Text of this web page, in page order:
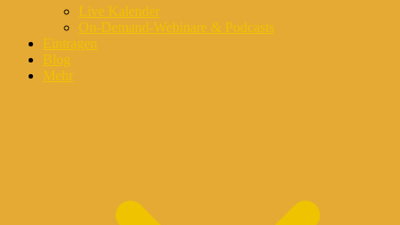
Live Kalender
On-Demand-Webinare & Podcasts
Eintragen
Blog
Mehr